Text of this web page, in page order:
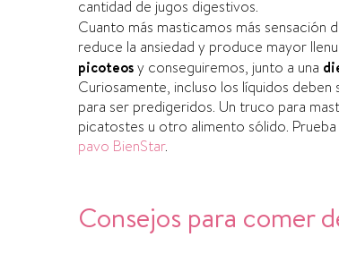
cantidad de jugos digestivos.
Cuanto más masticamos más sensación
reduce la ansiedad y produce mayor
picoteosy conseguiremos, junto a una
Curiosamente, incluso los lí­quidos
para ser predigeridos. Un truco para
picatostes u otro alimento sólido.
pavo BienStar.
Consejos para comer